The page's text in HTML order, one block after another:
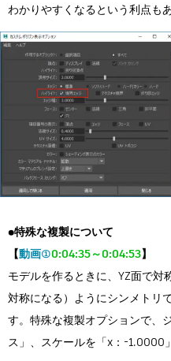
わかりやすくなるという利点も
●特殊な複製について
【動画①0:04:35～0:04:53】
モデルを作るときに、YZ面で
対称になる）ようにシンメトリ
す。特殊な複製オプションで、
ス」、スケールを「x：-1.0000